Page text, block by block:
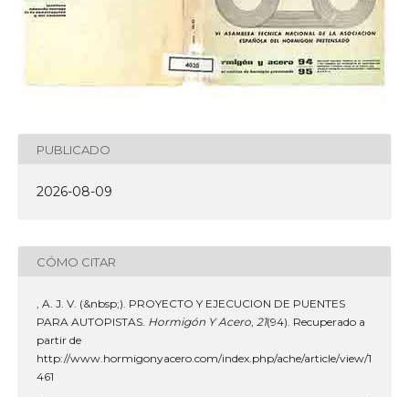
PUBLICADO
2026-08-09
CÓMO CITAR
, A. J. V. (&nbsp;). PROYECTO Y EJECUCION DE PUENTES
PARA AUTOPISTAS. Hormigón Y Acero, 21(94). Recuperado a
partir de
http://www.hormigonyacero.com/index.php/ache/article/view/1
461